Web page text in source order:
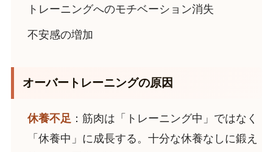
トレーニングへのモチベーション消失
不安感の増加
オーバートレーニングの原因
休養不足：筋肉は「トレーニング中」ではなく
「休養中」に成長する。十分な休養なしに鍛え